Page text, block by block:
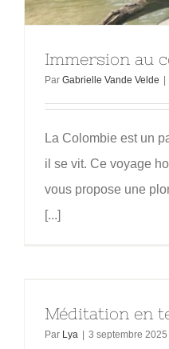
Immersion au
Par Gabrielle Vande Velde |
La Colombie est un
il se vit. Ce voyage
vous propose une
[...]
Méditation en
Par Lya 3 septembre 2025